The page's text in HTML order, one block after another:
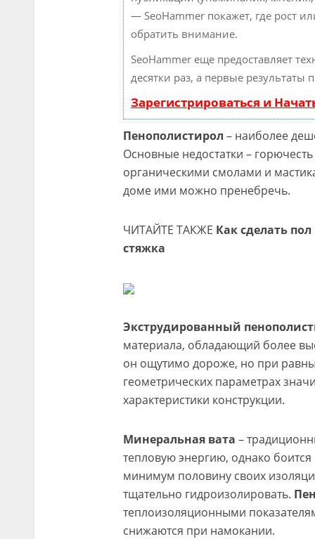
— SeoHammer покажет, где рост
обратить внимание.
SeoHammer еще предоставляет
десятки раз, а первые
Зарегистрироваться и
Пенополистирол – наиболее
Основные недостатки –
органическими смолами и
доме ими можно пренебречь.
ЧИТАЙТЕ ТАКЖЕ Как сделать
стяжка
Экструдированный
материала, обладающий более
он ощутимо дороже, но при
геометрических параметрах
характеристики конструкции.
Минеральная вата –
тепловую энергию, однако
минимум половину своих
тщательно гидроизолировать.
теплоизоляционными
снижаются при намокании.